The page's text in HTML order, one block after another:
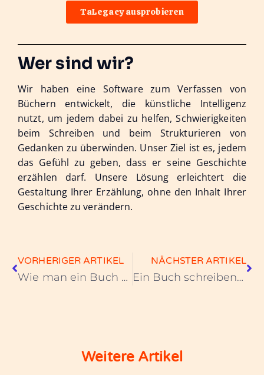
TaLegacy ausprobieren
Wer sind wir?
Wir haben eine Software zum Verfassen von
Büchern entwickelt, die künstliche Intelligenz
nutzt, um jedem dabei zu helfen, Schwierigkeiten
beim Schreiben und beim Strukturieren von
Gedanken zu überwinden. Unser Ziel ist es, jedem
das Gefühl zu geben, dass er seine Geschichte
erzählen darf. Unsere Lösung erleichtert die
Gestaltung Ihrer Erzählung, ohne den Inhalt Ihrer
Geschichte zu verändern.
VORHERIGER ARTIKEL
Wie man ein Buch über sein Leben schreibt: Ein praktischer Leitfaden
NÄCHSTER ARTIKEL
Ein Buch schreiben – wo fängt man an?
Weitere Artikel